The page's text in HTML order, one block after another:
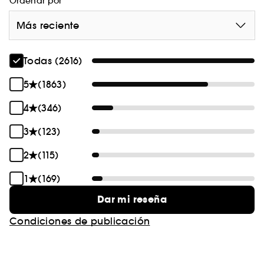
Más reciente
Todas (2616)
5
(1863)
4
(346)
3
(123)
2
(115)
1
(169)
Dar mi reseña
Condiciones de publicación